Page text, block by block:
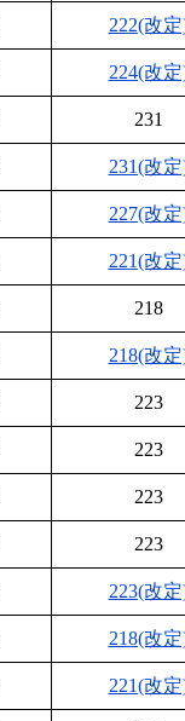
222(改
224(改
231
231(改
227(改
221(改
218
218(改
223
223
223
223
223(改
218(改
221(改